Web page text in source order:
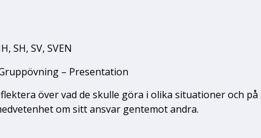
, SH, SV, SVEN
– Presentation
över vad de skulle göra i olika situationer och
om sitt ansvar gentemot andra.